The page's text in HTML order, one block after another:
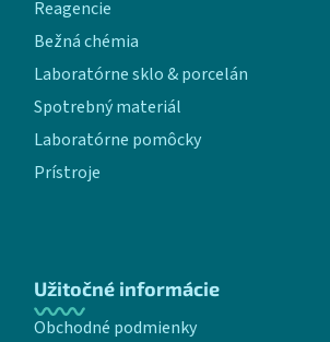
Reagencie
Bežná chémia
Laboratórne sklo & porcelán
Spotrebný materiál
Laboratórne pomôcky
Prístroje
Užitočné informácie
Obchodné podmienky